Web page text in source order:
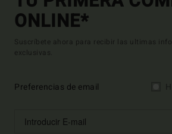
ONLINE*
Suscríbete ahora para recibir las ultimas
exclusivas.
Preferencias de email